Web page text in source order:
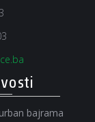
bajrama